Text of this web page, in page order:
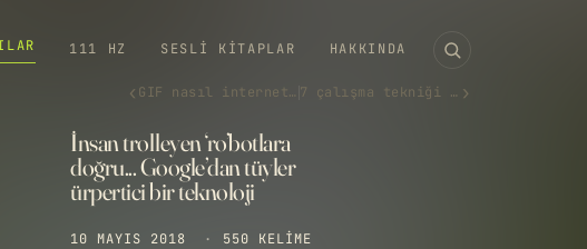
111 HZ SESLI KITAPLAR HAKKINDA
‹ GIF nasıl internetin en başar… 7 çalışma tekniği ve 1 bilgi… ›
İnsan trolleyen ‘ro’botlara
doğru... Google’dan tüyler
ürpertici bir teknoloji
10 MAYIS 2018 ·
550 KELIME